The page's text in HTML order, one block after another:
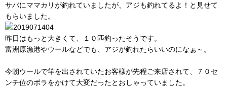
サバにママカリが釣れていましたが、アジも釣れてるよ！と見せて
もらいました。
昨日はもっと大きくて、１０匹釣ったそうです。
富洲原漁港やウールなどでも、アジが釣れたらいいのになぁ～。
今朝ウールで竿を出されていたお客様が先程ご来店されて、７０セ
ンチ位のボラをかけて大変だったとおしゃっていました。